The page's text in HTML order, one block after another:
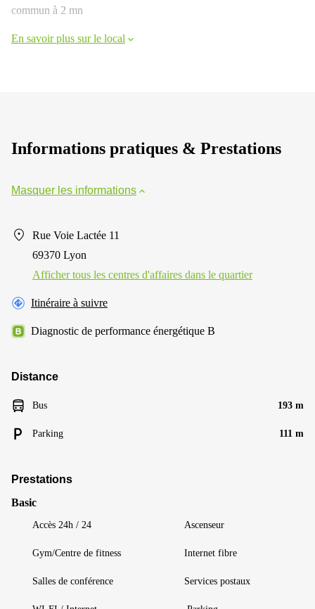
commun à 2 mn
En savoir plus sur le local
Informations pratiques & Prestations
Masquer les informations
Rue Voie Lactée 11
69370 Lyon
Afficher tous les centres d'affaires dans le quartier
Itinéraire à suivre
Diagnostic de performance énergétique B
Distance
Bus 193 m
Parking 111 m
Prestations
Basic
Accès 24h / 24 Ascenseur
Gym/Centre de fitness Internet fibre
Salles de conférence Services postaux